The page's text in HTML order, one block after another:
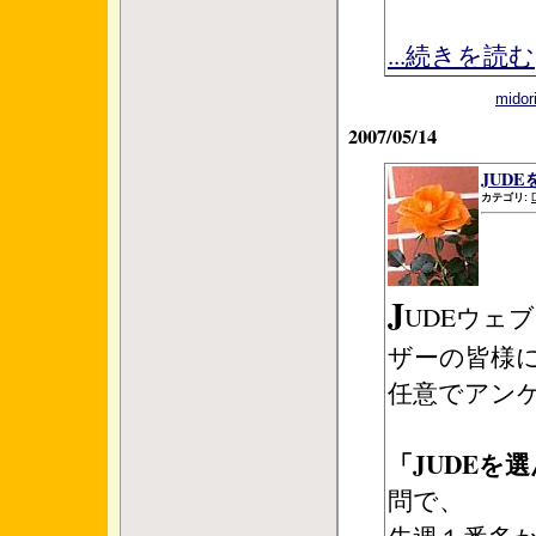
...続きを読む
2007/05/14
JUDE
カテゴリ:
JUDEウェ
ザーの皆様
任意でアン
「JUDEを
問で、